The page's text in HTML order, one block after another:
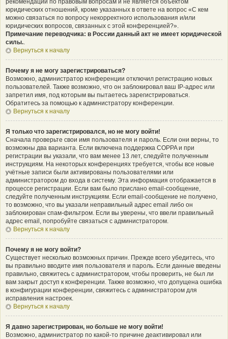
рекомендаций по правовым вопросам и не является объектом
юридических отношений, кроме указанных в ответе на вопрос «С кем
можно связаться по вопросу некорректного использования и/или
юридических вопросов, связанных с этой конференцией?».
Примечание переводчика: в России данный акт не имеет юридической
силы..
Вернуться к началу
Почему я не могу зарегистрироваться?
Возможно, администратор конференции отключил регистрацию новых
пользователей. Также возможно, что он заблокировал ваш IP-адрес или
запретил имя, под которым вы пытаетесь зарегистрироваться.
Обратитесь за помощью к администратору конференции.
Вернуться к началу
Я только что зарегистрировался, но не могу войти!
Сначала проверьте свои имя пользователя и пароль. Если они верны, то
возможны два варианта. Если включена поддержка COPPA и при
регистрации вы указали, что вам менее 13 лет, следуйте полученным
инструкциям. На некоторых конференциях требуется, чтобы все новые
учётные записи были активированы пользователями или
администратором до входа в систему. Эта информация отображается в
процессе регистрации. Если вам было прислано email-сообщение,
следуйте полученным инструкциям. Если email-сообщение не получено,
то возможно, что вы указали неправильный адрес email либо он
заблокирован спам-фильтром. Если вы уверены, что ввели правильный
адрес email, попробуйте связаться с администратором.
Вернуться к началу
Почему я не могу войти?
Существует несколько возможных причин. Прежде всего убедитесь, что
вы правильно вводите имя пользователя и пароль. Если данные введены
правильно, свяжитесь с администратором, чтобы проверить, не был ли
вам закрыт доступ к конференции. Также возможно, что допущена ошибка
в конфигурации конференции, свяжитесь с администратором для
исправления настроек.
Вернуться к началу
Я давно зарегистрирован, но больше не могу войти!
Возможно, администратор по какой-то причине деактивировал или